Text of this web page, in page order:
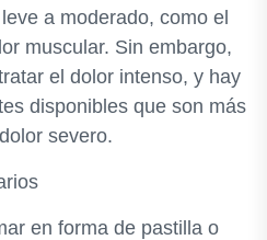
a moderado, como el
muscular. Sin embargo,
el dolor intenso, y hay
disponibles que son más
severo.
en forma de pastilla o